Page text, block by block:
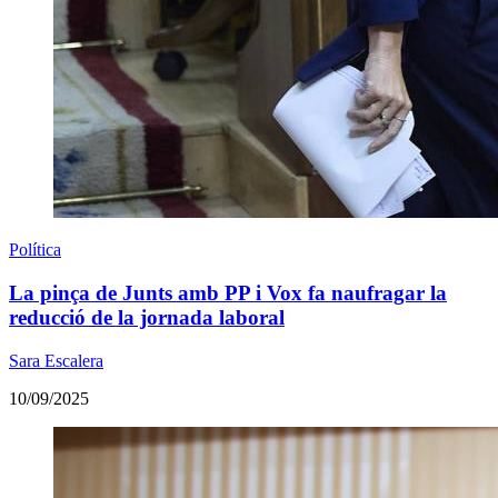
Política
La pinça de Junts amb PP i Vox fa naufragar la
reducció de la jornada laboral
Sara Escalera
10/09/2025